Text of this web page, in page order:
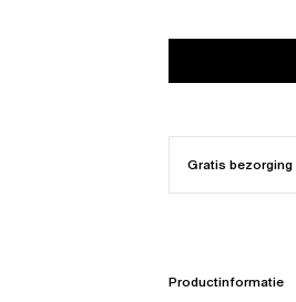
Gratis bezorging
Productinformatie